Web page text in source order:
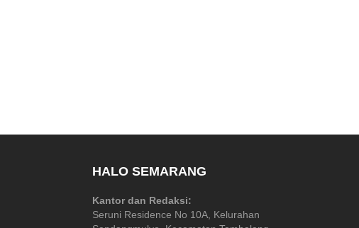
HALO SEMARANG
Kantor dan Redaksi:
Seruni Residence No 10A, Kelurahan